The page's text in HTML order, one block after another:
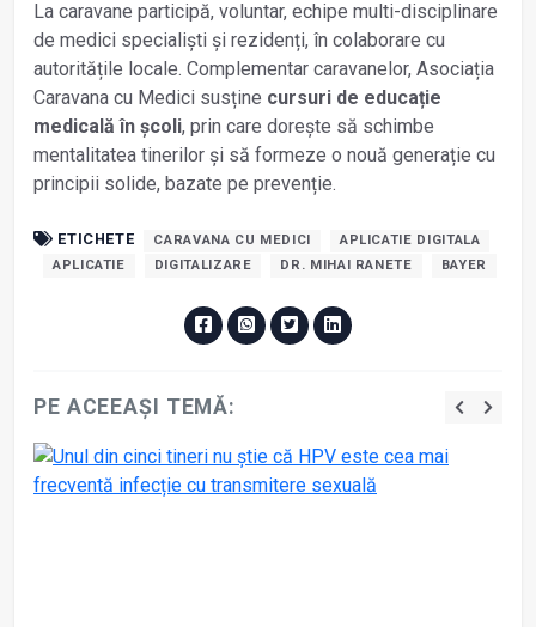
La caravane participă, voluntar, echipe multi-disciplinare
de medici specialiști și rezidenți, în colaborare cu
autoritățile locale. Complementar caravanelor, Asociația
Caravana cu Medici susține cursuri de educație
medicală în școli, prin care dorește să schimbe
mentalitatea tinerilor și să formeze o nouă generație cu
principii solide, bazate pe prevenție.
ETICHETE CARAVANA CU MEDICI
APLICATIE DIGITALA
APLICATIE
DIGITALIZARE DR. MIHAI RANETE BAYER
PE ACEEAȘI TEMĂ: